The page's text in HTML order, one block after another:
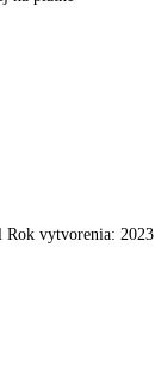
Rok vytvorenia: 2023